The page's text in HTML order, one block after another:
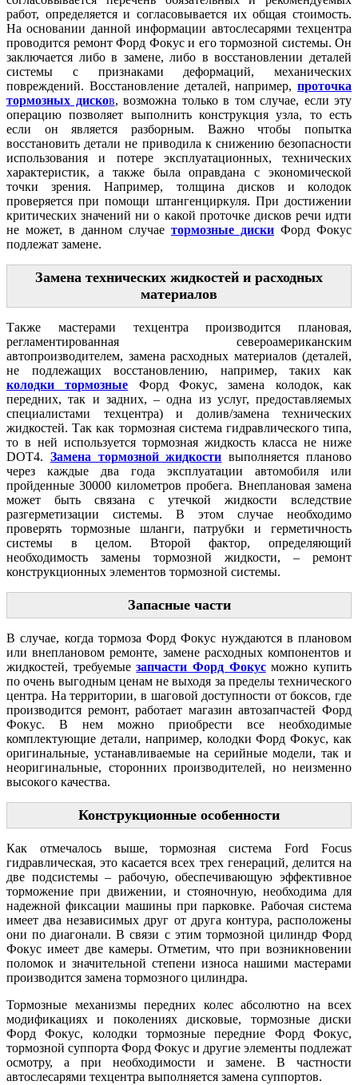
работ, определяется и согласовывается их общая стоимость.
На основании данной информации автослесарями техцентра
проводится ремонт Форд Фокус и его тормозной системы. Он
заключается либо в замене, либо в восстановлении деталей
системы с признаками деформаций, механических
повреждений. Восстановление деталей, например, проточка
тормозных дисков, возможна только в том случае, если эту
операцию позволяет выполнить конструкция узла, то есть
если он является разборным. Важно чтобы попытка
восстановить детали не приводила к снижению безопасности
использования и потере эксплуатационных, технических
характеристик, а также была оправдана с экономической
точки зрения. Например, толщина дисков и колодок
проверяется при помощи штангенциркуля. При достижении
критических значений ни о какой проточке дисков речи идти
не может, в данном случае тормозные диски Форд Фокус
подлежат замене.
Замена технических жидкостей и расходных
материалов
Также мастерами техцентра производится плановая,
регламентированная североамериканским
автопроизводителем, замена расходных материалов (деталей,
не подлежащих восстановлению, например, таких как
колодки тормозные Форд Фокус, замена колодок, как
передних, так и задних, – одна из услуг, предоставляемых
специалистами техцентра) и долив/замена технических
жидкостей. Так как тормозная система гидравлического типа,
то в ней используется тормозная жидкость класса не ниже
DOT4. Замена тормозной жидкости выполняется планово
через каждые два года эксплуатации автомобиля или
пройденные 30000 километров пробега. Внеплановая замена
может быть связана с утечкой жидкости вследствие
разгерметизации системы. В этом случае необходимо
проверять тормозные шланги, патрубки и герметичность
системы в целом. Второй фактор, определяющий
необходимость замены тормозной жидкости, – ремонт
конструкционных элементов тормозной системы.
Запасные части
В случае, когда тормоза Форд Фокус нуждаются в плановом
или внеплановом ремонте, замене расходных компонентов и
жидкостей, требуемыезапчасти Форд Фокусможно купить
по очень выгодным ценам не выходя за пределы технического
центра. На территории, в шаговой доступности от боксов, где
производится ремонт, работает магазин автозапчастей Форд
Фокус. В нем можно приобрести все необходимые
комплектующие детали, например, колодки Форд Фокус, как
оригинальные, устанавливаемые на серийные модели, так и
неоригинальные, сторонних производителей, но неизменно
высокого качества.
Конструкционные особенности
Как отмечалось выше, тормозная система Ford Focus
гидравлическая, это касается всех трех генераций, делится на
две подсистемы – рабочую, обеспечивающую эффективное
торможение при движении, и стояночную, необходима для
надежной фиксации машины при парковке. Рабочая система
имеет два независимых друг от друга контура, расположены
они по диагонали. В связи с этим тормозной цилиндр Форд
Фокус имеет две камеры. Отметим, что при возникновении
поломок и значительной степени износа нашими мастерами
производится замена тормозного цилиндра.
Тормозные механизмы передних колес абсолютно на всех
модификациях и поколениях дисковые, тормозные диски
Форд Фокус, колодки тормозные передние Форд Фокус,
тормозной суппорта Форд Фокус и другие элементы подлежат
осмотру, а при необходимости и замене. В частности
автослесарями техцентра выполняется замена суппортов.